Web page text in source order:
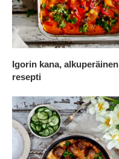
Igorin kana, alkuperäinen
resepti